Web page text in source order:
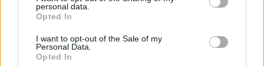
personal data.
Opted In
I want to opt-out of the Sale of my
Personal Data.
Opted In
Είναι και αυτό μέρος της αποστολής του
γινόμαστε νενέκοι των υπουργείων και των
εταιρειών.